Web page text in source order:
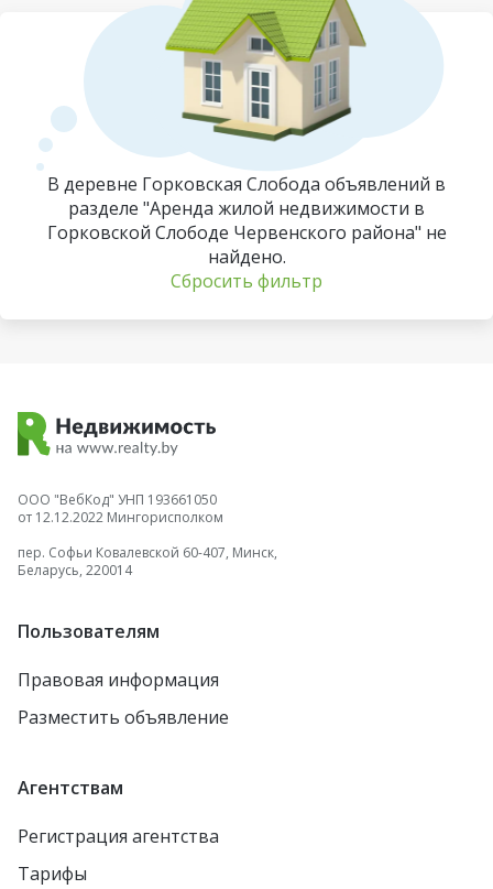
В деревне Горковская Слобода объявлений в
разделе "Аренда жилой недвижимости в
Горковской Слободе Червенского района" не
найдено.
Сбросить фильтр
ООО "ВебКод" УНП 193661050
от 12.12.2022 Мингорисполком
пер. Софьи Ковалевской 60-407, Минск,
Беларусь, 220014
Пользователям
Правовая информация
Разместить объявление
Агентствам
Регистрация агентства
Тарифы